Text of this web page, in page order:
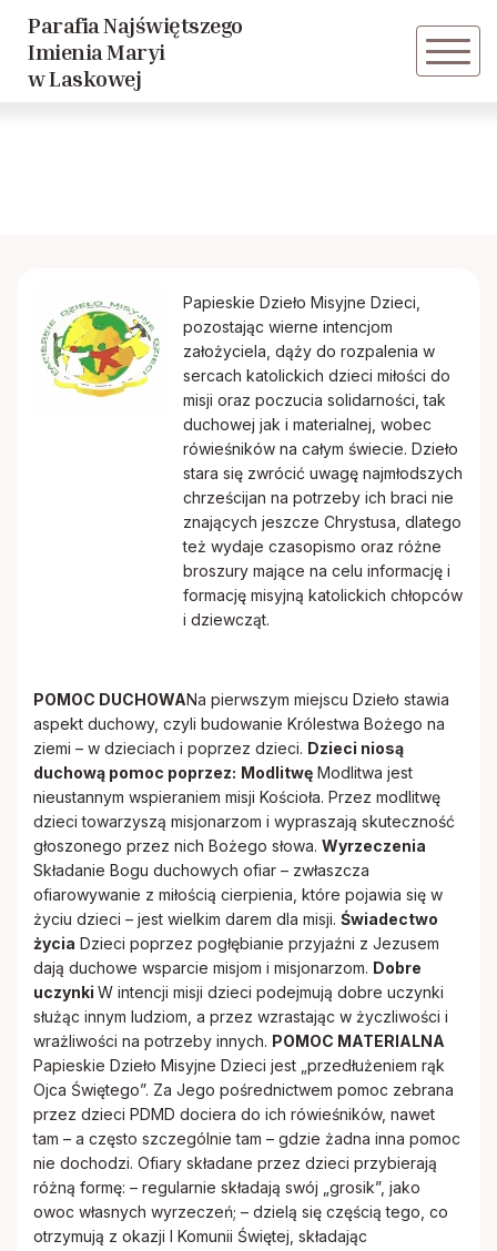
Parafia Najświętszego
Imienia Maryi
w Laskowej
Powrót
Grupa młodzieżowa
Szkolne Koło Caritas
Przedszkolne Koło Caritas
Papieskie Dzieło Misyjne Dzieci
Dziewczęca Służba Maryjna
Papieskie Dzieło Misyjne Dzieci,
pozostając wierne intencjom
założyciela, dąży do rozpalenia w
sercach katolickich dzieci miłości do
misji oraz poczucia solidarności, tak
duchowej jak i materialnej, wobec
rówieśników na całym świecie. Dzieło
stara się zwrócić uwagę najmłodszych
chrześcijan na potrzeby ich braci nie
znających jeszcze Chrystusa, dlatego
też wydaje czasopismo oraz różne
broszury mające na celu informację i
formację misyjną katolickich chłopców
i dziewcząt.
POMOC DUCHOWANa pierwszym miejscu Dzieło stawia
aspekt duchowy, czyli budowanie Królestwa Bożego na
ziemi – w dzieciach i poprzez dzieci. Dzieci niosą
duchową pomoc poprzez: Modlitwę Modlitwa jest
nieustannym wspieraniem misji Kościoła. Przez modlitwę
dzieci towarzyszą misjonarzom i wypraszają skuteczność
głoszonego przez nich Bożego słowa. Wyrzeczenia
Składanie Bogu duchowych ofiar – zwłaszcza
ofiarowywanie z miłością cierpienia, które pojawia się w
życiu dzieci – jest wielkim darem dla misji. Świadectwo
życia Dzieci poprzez pogłębianie przyjaźni z Jezusem
dają duchowe wsparcie misjom i misjonarzom. Dobre
uczynki W intencji misji dzieci podejmują dobre uczynki
służąc innym ludziom, a przez wzrastając w życzliwości i
wrażliwości na potrzeby innych. POMOC MATERIALNA
Papieskie Dzieło Misyjne Dzieci jest „przedłużeniem rąk
Ojca Świętego”. Za Jego pośrednictwem pomoc zebrana
przez dzieci PDMD dociera do ich rówieśników, nawet
tam – a często szczególnie tam – gdzie żadna inna pomoc
nie dochodzi. Ofiary składane przez dzieci przybierają
różną formę: – regularnie składają swój „grosik”, jako
owoc własnych wyrzeczeń; – dzielą się częścią tego, co
otrzymują z okazji I Komunii Świętej, składając